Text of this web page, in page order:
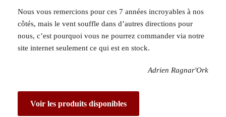
Pardon pour le
dérangement !
Nous travaillons
Nous vous remercions pour ces 7 années incroyables à nos
côtés, mais le vent souffle dans d’autres directions pour
nous, c’est pourquoi vous ne pourrez commander via notre
site internet seulement ce qui est en stock.
Adrien Ragnar'Ork
Voir les produits disponibles